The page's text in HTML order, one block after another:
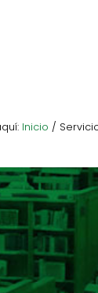
Inicio /